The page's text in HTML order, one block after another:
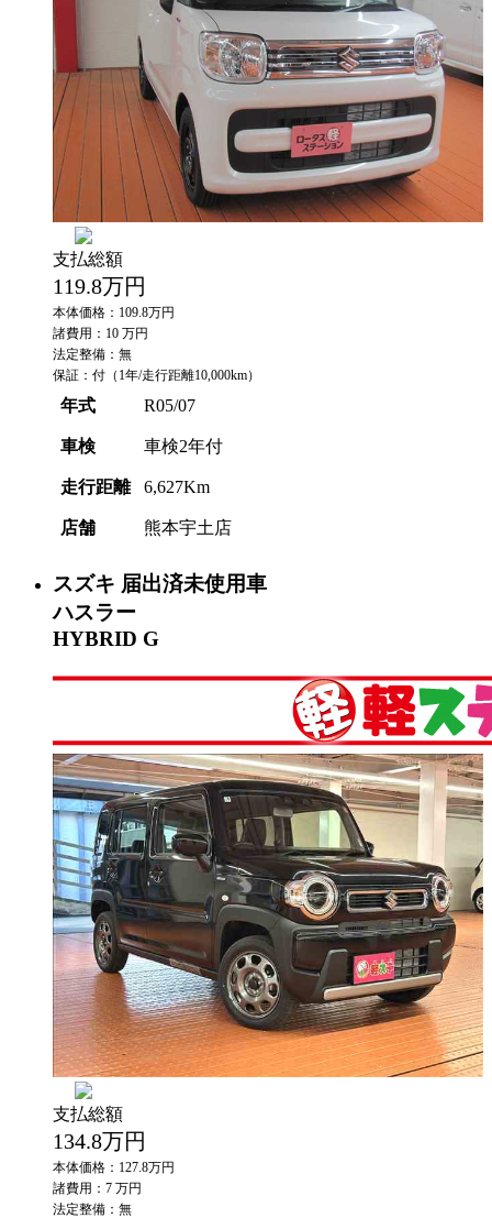
支払総額
119.8万円
本体価格：109.8万円
諸費用：10 万円
法定整備：無
保証：付（1年/走行距離10,000km）
年式 R05/07
車検 車検2年付
走行距離 6,627Km
店舗 熊本宇土店
スズキ 届出済未使用車
ハスラー
HYBRID G
支払総額
134.8万円
本体価格：127.8万円
諸費用：7 万円
法定整備：無